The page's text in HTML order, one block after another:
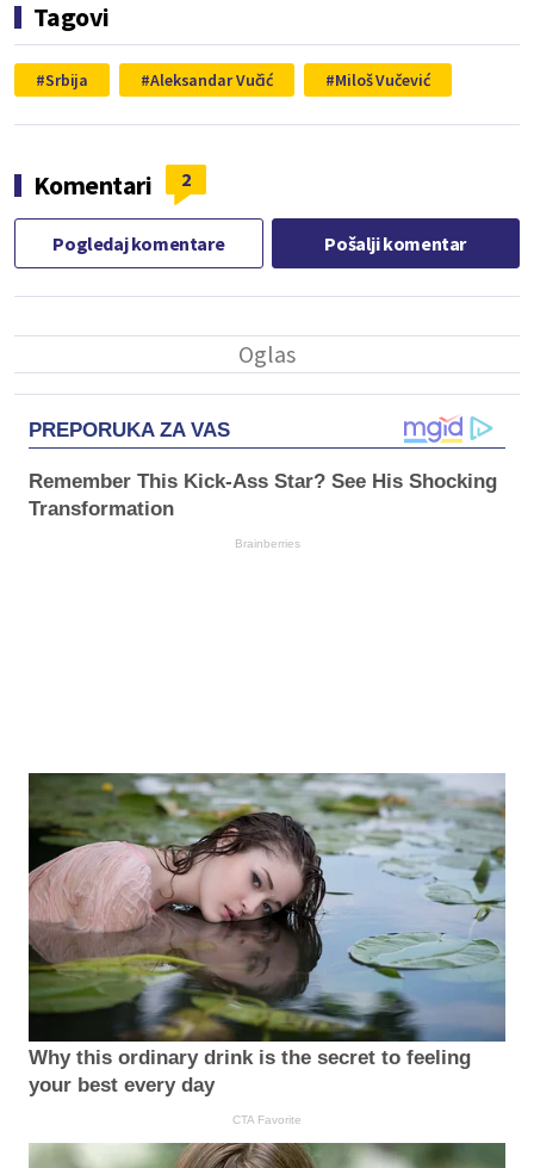
Tagovi
Srbija Aleksandar Vučić Miloš Vučević
Komentari 2
Pogledaj komentare Pošalji komentar
PREPORUKA ZA VAS
Remember This Kick-Ass Star? See His Shocking
Transformation
Brainberries
Why this ordinary drink is the secret to feeling
your best every day
CTA Favorite